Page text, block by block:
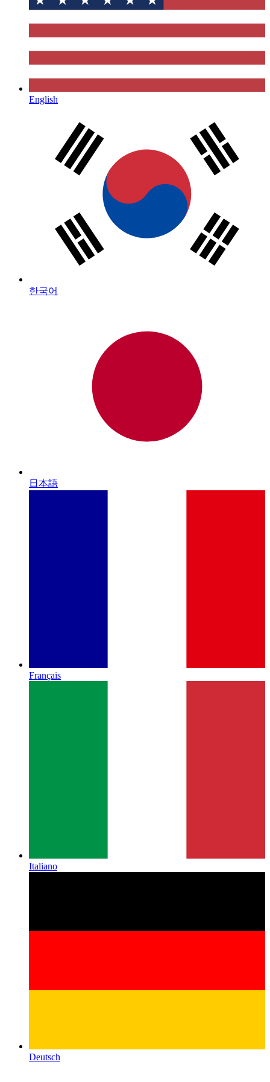
English
한국어
日本語
Français
Italiano
Deutsch